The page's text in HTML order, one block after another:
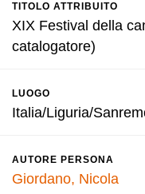
TITOLO ATTRIBUITO
XIX Festival della
catalogatore)
LUOGO
Italia/Liguria/
AUTORE PERSONA
Giordano, Nicola